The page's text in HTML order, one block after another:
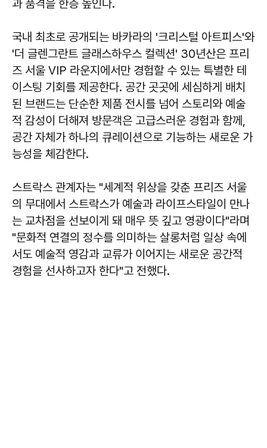
과 품격을 한층 높인다.
국내 최초로 공개되는 바카라의 '크리스털 아트피스'와
'더 글렌그란트 글래스하우스 컬렉션' 30년산은 프리
즈 서울 VIP 라운지에서만 경험할 수 있는 특별한 테
이스팅 기회를 제공한다. 공간 곳곳에 세심하게 배치
된 브랜드는 단순한 제품 전시를 넘어 스토리와 예술
적 감성이 더해져 방문객은 고급스러운 경험과 함께,
공간 자체가 하나의 큐레이션으로 기능하는 새로운 가
능성을 체감한다.
스트락스 관계자는 "세계적 위상을 갖춘 프리즈 서울
의 무대에서 스트락스가 예술과 라이프스타일이 만나
는 교차점을 선보이게 돼 매우 뜻 깊고 영광이다"라며
"문화적 연결의 정수를 의미하는 살롱처럼 일상 속에
서도 예술적 영감과 교류가 이어지는 새로운 공간적
경험을 선사하고자 한다"고 전했다.